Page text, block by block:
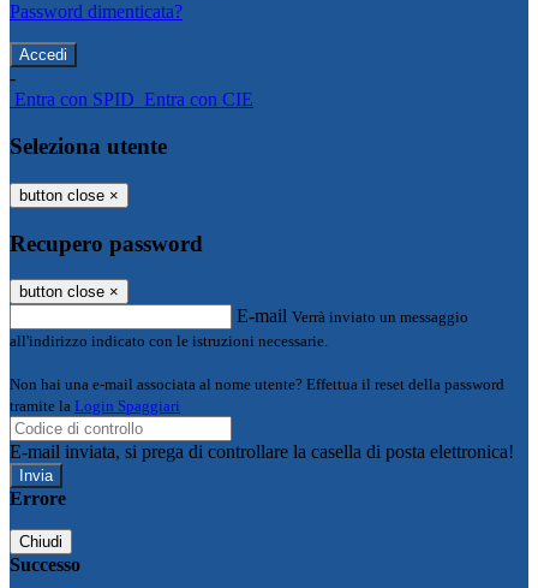
Password dimenticata?
-
Entra con SPID Entra con CIE
Seleziona utente
button close ×
Recupero password
button close ×
E-mail Verrà inviato un messaggio
all'indirizzo indicato con le istruzioni necessarie.
Non hai una e-mail associata al nome utente? Effettua il reset della password
tramite la Login Spaggiari
E-mail inviata, si prega di controllare la casella di posta elettronica!
Errore
Chiudi
Successo